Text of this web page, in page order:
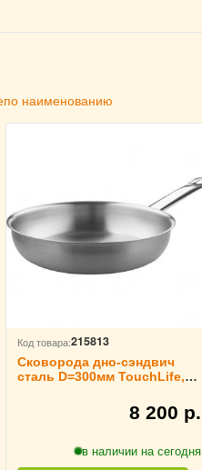
по наименованию
Код товара:215813
Сковорода дно-сэндвич
сталь D=300мм TouchLife,
8 200 р.
в наличии на сегодня